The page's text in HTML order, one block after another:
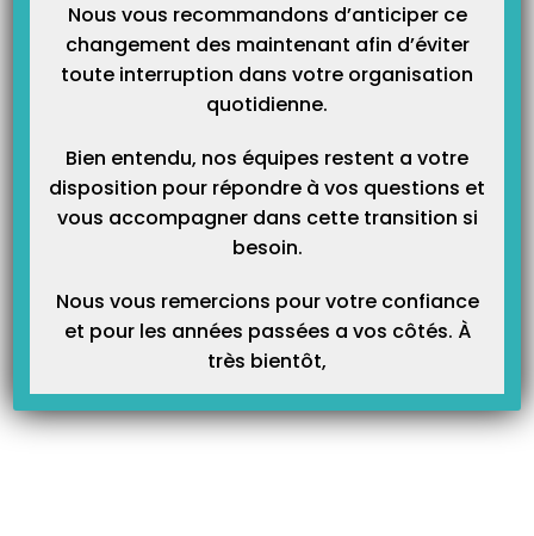
Nous vous recommandons d’anticiper ce
changement des maintenant afin d’éviter
toute interruption dans votre organisation
quotidienne.
Bien entendu, nos équipes restent a votre
disposition pour répondre à vos questions et
vous accompagner dans cette transition si
besoin.
Nous vous remercions pour votre confiance
et pour les années passées a vos côtés. À
très bientôt,